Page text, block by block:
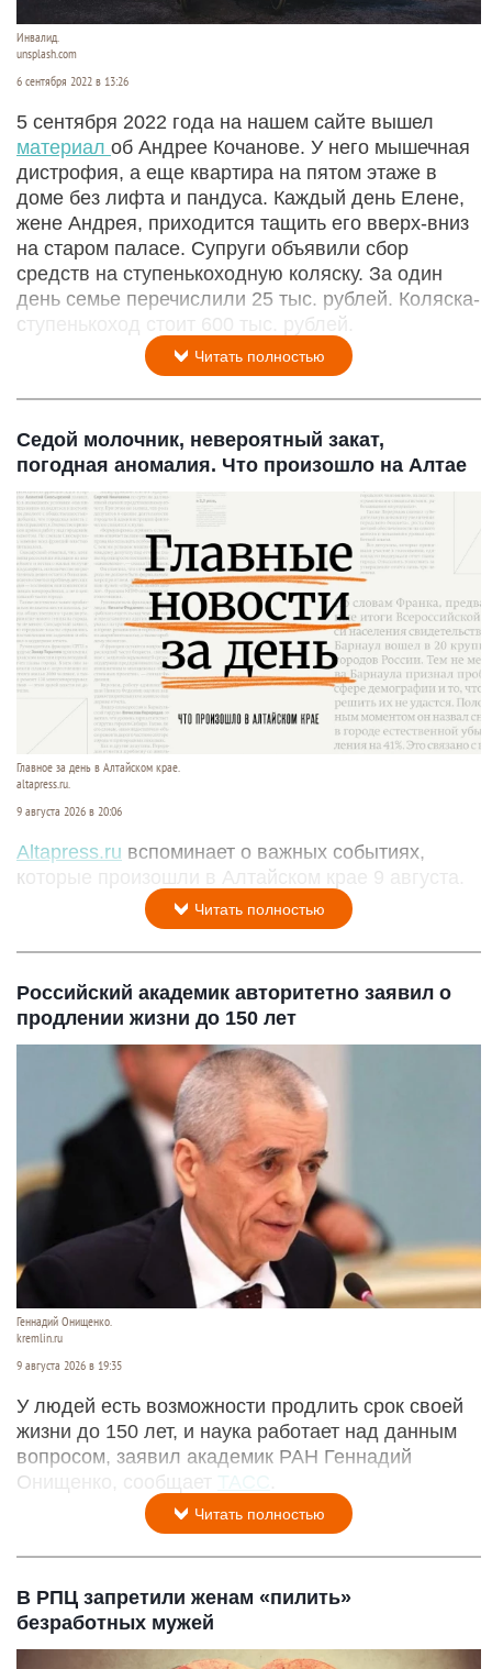
Инвалид.
unsplash.com
6 сентября 2022 в 13:26
5 сентября 2022 года на нашем сайте вышел
материал об Андрее Кочанове. У него мышечная
дистрофия, а еще квартира на пятом этаже в
доме без лифта и пандуса. Каждый день Елене,
жене Андрея, приходится тащить его вверх-вниз
на старом паласе. Супруги объявили сбор
средств на ступенькоходную коляску. За один
день семье перечислили 25 тыс. рублей. Коляска-
ступенькоход стоит 600 тыс. рублей.
Читать полностью
Седой молочник, невероятный закат,
погодная аномалия. Что произошло на Алтае
Главное за день в Алтайском крае.
altapress.ru.
9 августа 2026 в 20:06
Altapress.ru вспоминает о важных событиях,
которые произошли в Алтайском крае 9 августа.
Читать полностью
Российский академик авторитетно заявил о
продлении жизни до 150 лет
Геннадий Онищенко.
kremlin.ru
9 августа 2026 в 19:35
У людей есть возможности продлить срок своей
жизни до 150 лет, и наука работает над данным
вопросом, заявил академик РАН Геннадий
Онищенко, сообщает ТАСС
Читать полностью
В РПЦ запретили женам «пилить»
безработных мужей